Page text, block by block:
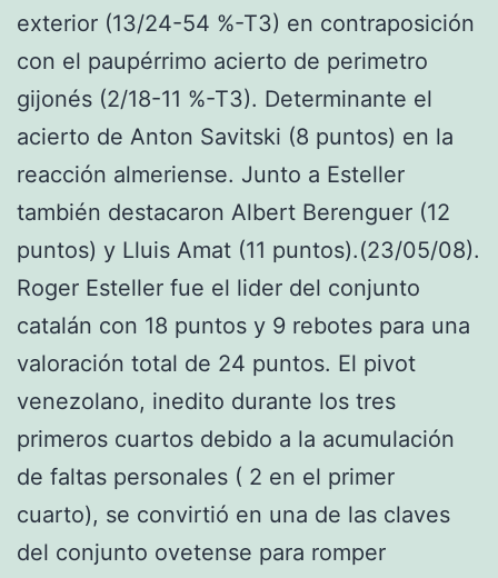
exterior (13/24-54 %-T3) en contraposición
con el paupérrimo acierto de perimetro
gijonés (2/18-11 %-T3). Determinante el
acierto de Anton Savitski (8 puntos) en la
reacción almeriense. Junto a Esteller
también destacaron Albert Berenguer (12
puntos) y Lluis Amat (11 puntos).(23/05/08).
Roger Esteller fue el lider del conjunto
catalán con 18 puntos y 9 rebotes para una
valoración total de 24 puntos. El pivot
venezolano, inedito durante los tres
primeros cuartos debido a la acumulación
de faltas personales ( 2 en el primer
cuarto), se convirtió en una de las claves
del conjunto ovetense para romper